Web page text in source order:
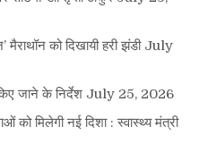
मैराथॉन को दिखायी हरी झंडी July
जाने के निर्देश July 25, 2026
को मिलेगी नई दिशा : स्वास्थ्य मंत्री